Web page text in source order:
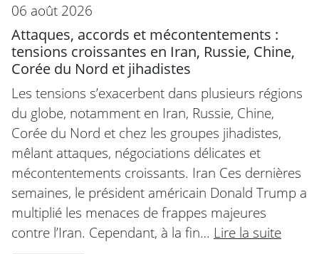
06 août 2026
Attaques, accords et mécontentements :
tensions croissantes en Iran, Russie, Chine,
Corée du Nord et jihadistes
Les tensions s’exacerbent dans plusieurs régions
du globe, notamment en Iran, Russie, Chine,
Corée du Nord et chez les groupes jihadistes,
mêlant attaques, négociations délicates et
mécontentements croissants. Iran Ces dernières
semaines, le président américain Donald Trump a
multiplié les menaces de frappes majeures
contre l’Iran. Cependant, à la fin… Lire la suite